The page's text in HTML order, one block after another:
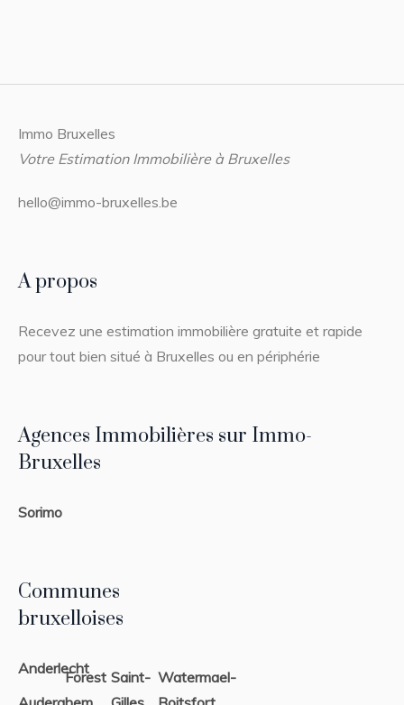
Immo Bruxelles
Votre Estimation Immobilière à Bruxelles
hello@immo-bruxelles.be
A propos
Recevez une estimation immobilière gratuite et rapide
pour tout bien situé à Bruxelles ou en périphérie
Agences Immobilières sur Immo-
Bruxelles
Sorimo
Communes
bruxelloises
Anderlecht
Forest Saint- Watermael-